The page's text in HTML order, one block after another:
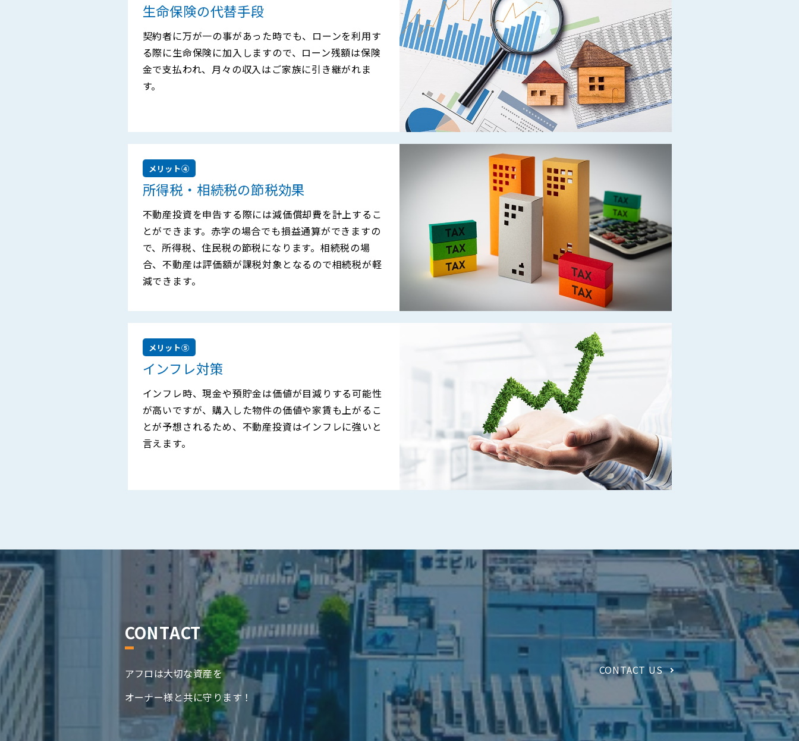
生命保険の代替手段
契約者に万が一の事があった時でも、ローンを利用す
る際に生命保険に加入しますので、ローン残額は保険
金で支払われ、月々の収入はご家族に引き継がれま
す。
メリット④
所得税・相続税の節税効果
不動産投資を申告する際には減価償却費を計上するこ
とができます。赤字の場合でも損益通算ができますの
で、所得税、住民税の節税になります。相続税の場
合、不動産は評価額が課税対象となるので相続税が軽
減できます。
メリット⑤
インフレ対策
インフレ時、現金や預貯金は価値が目減りする可能性
が高いですが、購入した物件の価値や家賃も上がるこ
とが予想されるため、不動産投資はインフレに強いと
言えます。
CONTACT
アフロは大切な資産を
オーナー様と共に守ります！
CONTACT US